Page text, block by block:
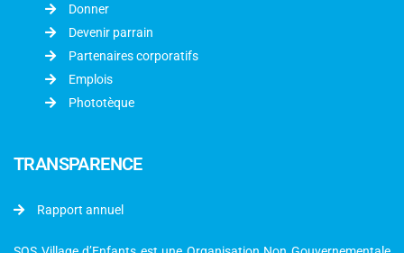
Donner
Devenir parrain
Partenaires corporatifs
Emplois
Phototèque
TRANSPARENCE
Rapport annuel